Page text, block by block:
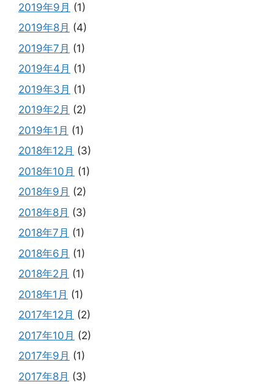
2019年9月 (1)
2019年8月 (4)
2019年7月 (1)
2019年4月 (1)
2019年3月 (1)
2019年2月 (2)
2019年1月 (1)
2018年12月 (3)
2018年10月 (1)
2018年9月 (2)
2018年8月 (3)
2018年7月 (1)
2018年6月 (1)
2018年2月 (1)
2018年1月 (1)
2017年12月 (2)
2017年10月 (2)
2017年9月 (1)
2017年8月 (3)